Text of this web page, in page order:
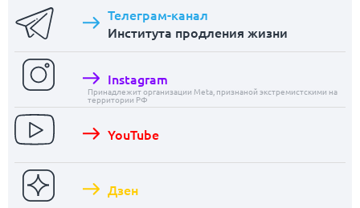
Телеграм-канал
Института продления жизни
Instagram
Принадлежит организации Meta, признаной экстремистскими на
территории РФ
YouTube
Дзен